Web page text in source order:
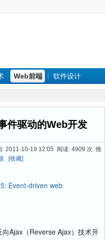
Web前端 软件设计
件驱动的Web开发
2011-10-19 12:05 阅读: 4909 次 推
[收藏]
Event-driven web
Ajax（Reverse Ajax）技术开